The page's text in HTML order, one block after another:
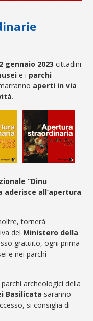
2 gennaio 2023 cittadini
e i parchi
aperti in via
.
“Dinu
aderisce all’apertura
tornerà
del Ministero della
gratuito, ogni prima
e nei parchi
archeologici della
Basilicata saranno
si consiglia di